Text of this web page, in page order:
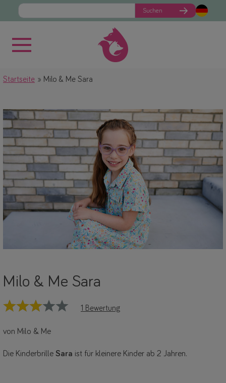
Suchen
Startseite Milo & Me Sara
Milo & Me Sara
1 Bewertung
von Milo & Me
Die Kinderbrille Sara ist für kleinere Kinder ab 2 Jahren.